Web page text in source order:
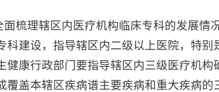
梳理辖区内医疗机构临床专科的发展情
建设，指导辖区内二级以上医院，特
康行政部门要指导辖区内三级医疗机
盖本辖区疾病谱主要疾病和重大疾病的